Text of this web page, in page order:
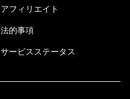
アフィリエイト
法的事項
サービスステータス